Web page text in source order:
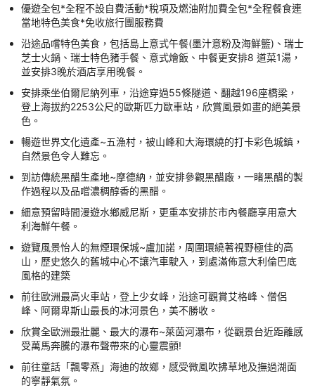
優遊全包*全程不設自費活動*稅項及燃油附加費全包*全程餐食連
當地特色美食*免收旅行團服務費
沿途品嚐特色美食，包括島上意式午餐(墨汁意粉及海鮮籃)、瑞士
芝士火鍋、瑞士特色豬手餐、意式燴飯、中餐更安排8 道菜1湯，
並安排3晚於酒店享用晚餐。
安排乘坐伯爾尼納列車，沿途穿過55條隧道、翻越196座橋梁，
登上海拔約2253公尺的歐斯匹力歐車站，欣賞風景如畫的絕美景
色。
暢遊世界文化遺產~五漁村，被山峰和大海環繞的打卡彩色城鎮，
自然景色令人難忘。
到訪傳統黑醋生產地~摩德納，並安排參觀黑醋廠，一睹黑醋的製
作過程以及品嚐濃稠醇香的黑醋。
細意預留時間漫遊水鄉威尼斯，更重本安排於市內餐廳享用意大
利海鮮午餐。
遊覽風景怡人的無煙環保城~盧加諾，周圍環繞著視野極佳的高
山，歷史悠久的舊城中心不讓汽車駛入，到處滿佈意大利倫巴底
風格的建築
前往歐洲最高火車站，登上少女峰，沿途可觀賞艾格峰、僧侶
峰、阿爾卑斯山最長的冰河景色，美不勝收。
欣賞全歐洲最壯麗、最大的瀑布~萊茵河瀑布，從觀景台近距離感
受萬馬奔騰的瀑布聲帶來的心靈震顫!
前往童話「飄零燕」海迪的故鄉，感受微風吹拂草地及撫過湖面
的寧靜氣氛。